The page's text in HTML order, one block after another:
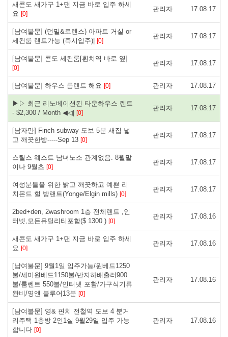
새콘도 새가구 1+댄 지금 바로 입주 하세
요 [0]
관리자 17.08.17
[남여불문] (던밀&로렌스) 아파트 거실 or
세컨룸 렌트가능 (즉시입주)| [0]
관리자 17.08.17
[남여불문] 콘도 세컨룸[휜치역 바로 옆]
[0]
관리자 17.08.17
[남여불문] 하우스 룸렌트 해요 [0] 관리자 17.08.17
▶▷ 최근 리노베이션된 타운하우스 렌트
- $2,300 / Month ◀◁|
[0]
관리자 17.08.17
[남자만] Finch subway 도보 5분 새집 넓
고 깨끗한방-----Sep 13 [0]
관리자 17.08.17
스틸스 웨스트 남녀노소 관계없음. 8월말
이나 9월초 [0]
관리자 17.08.17
여성분들을 위한 밝고 깨끗하고 예쁜 리
치몬드 힐 방랜트(Yonge/Elgin mills) [0]
관리자 17.08.17
2bed+den, 2washroom 1층 전체렌트 ,인
터넷,모든유틸리티포함($ 1300 ) [0]
관리자 17.08.16
새콘도 새가구 1+댄 지금 바로 입주 하세
요 [0]
관리자 17.08.16
[남여불문] 9월1일 입주가능/원베드1250
불/세미원베드1150불/반지하배출러900
불/룸렌트 550불/인터넷 포함/가구식기류
완비/영앤 블루어13분 [0]
관리자 17.08.16
[남여불문] 영& 핀치 전철역 도보 4 분거
리주택 1층방 2인1실 9월29일 입주 가능
합니다 [0]
관리자 17.08.16